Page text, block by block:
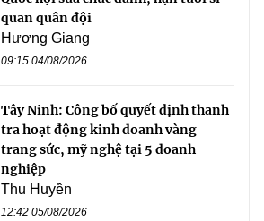
quan quân đội
Hương Giang
09:15 04/08/2026
Tây Ninh: Công bố quyết định thanh
tra hoạt động kinh doanh vàng
trang sức, mỹ nghệ tại 5 doanh
nghiệp
Thu Huyền
12:42 05/08/2026